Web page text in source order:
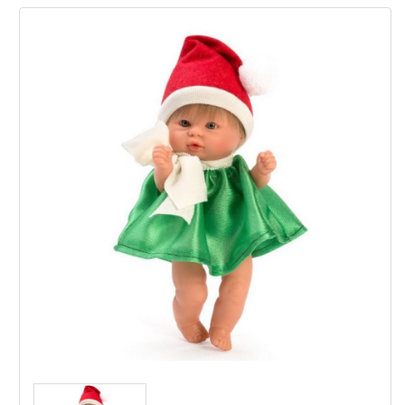
учат на отговорност и грижа за другите.
Куклата привлича вниманието и на
колекционери и любители на кукли.
Комплектът съдържа:
Кукла-бебе Чикита, висока 20 см;
зелена рокличка;
червена коледна шапка;
красива подаръчна кутия.
Испанската марка Asi е специализирана в
производството на кукли, изработени от
висококачествени материали. Продуктите имат
всички CE сертификати за безопасност. Куклите
са изработени в Испания, обмислени във всеки
детайл и качествено изработени, те ще
осигурят много часове забавна игра.